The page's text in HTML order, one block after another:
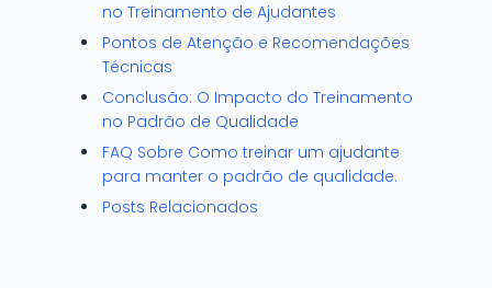
no Treinamento de Ajudantes
Pontos de Atenção e Recomendações
Técnicas
Conclusão: O Impacto do Treinamento
no Padrão de Qualidade
FAQ Sobre Como treinar um ajudante
para manter o padrão de qualidade.
Posts Relacionados